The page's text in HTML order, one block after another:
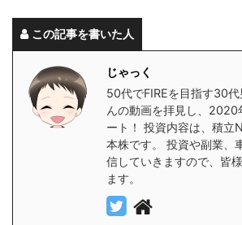
この記事を書いた人
じゃっく
50代でFIREを目指す30代
んの動画を拝見し、2020
ート！ 投資内容は、積立
本株です。 投資や副業、
信していきますので、皆
ます。